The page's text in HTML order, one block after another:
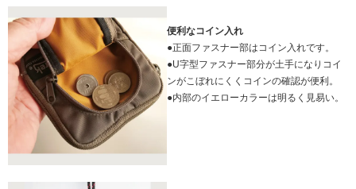
便利なコイン入れ
●正面ファスナー部はコイン入れです。
●U字型ファスナー部分が土手になりコイ
ンがこぼれにくくコインの確認が便利。
●内部のイエローカラーは明るく見易い。